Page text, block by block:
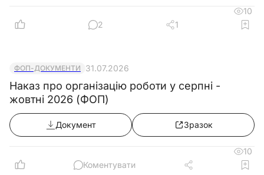
10
2
1
ФОП-ДОКУМЕНТИ 31.07.2026
Наказ про організацію роботи у серпні -
жовтні 2026 (ФОП)
Документ Зразок
10
Коментувати